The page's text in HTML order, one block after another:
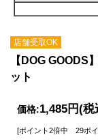
店舗受取OK
【DOG
ット
価格:1,485円(税
[ポイント2倍中 29ポ